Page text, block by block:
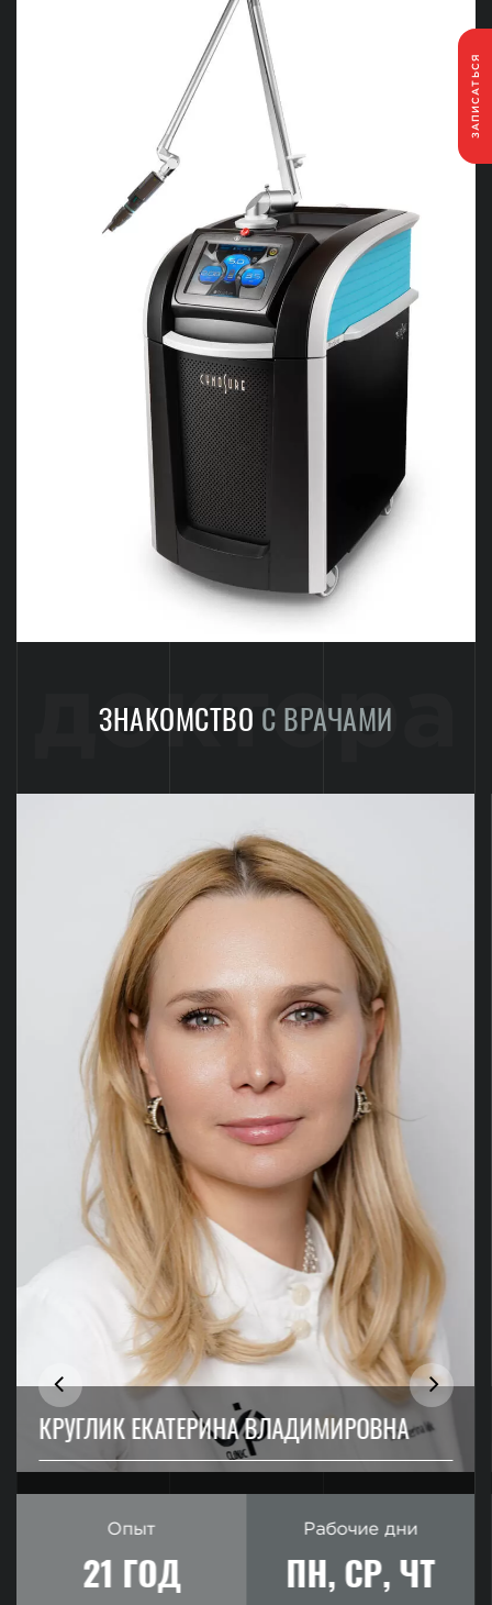
ЗАПИСАТЬСЯ
ЗНАКОМСТВО С ВРАЧАМИ
доктора
КРУГЛИК ЕКАТЕРИНА ВЛАДИМИРОВНА
Опыт
21 ГОД
Рабочие дни
ПН, СР, ЧТ